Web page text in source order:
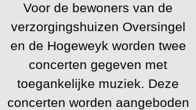
Voor de bewoners van de
verzorgingshuizen Oversingel
en de Hogeweyk worden twee
concerten gegeven met
toegankelijke muziek. Deze
concerten worden aangeboden